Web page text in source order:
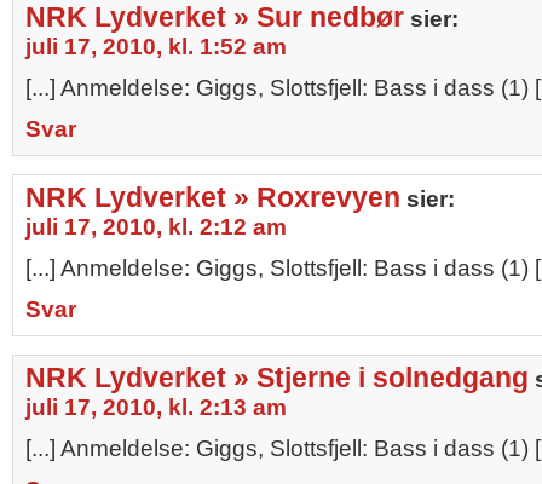
NRK Lydverket » Sur nedbør sier:
juli 17, 2010, kl. 1:52 am
[...] Anmeldelse: Giggs, Slottsfjell: Bass i dass (1)
Svar
NRK Lydverket » Roxrevyen sier:
juli 17, 2010, kl. 2:12 am
[...] Anmeldelse: Giggs, Slottsfjell: Bass i dass (1)
Svar
NRK Lydverket » Stjerne i solnedgang
juli 17, 2010, kl. 2:13 am
[...] Anmeldelse: Giggs, Slottsfjell: Bass i dass (1)